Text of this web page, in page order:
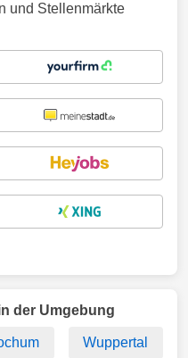
und Stellenmärkte
der Umgebung
Wuppertal